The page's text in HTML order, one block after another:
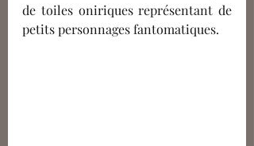
de toiles oniriques représentant de
petits personnages fantomatiques.